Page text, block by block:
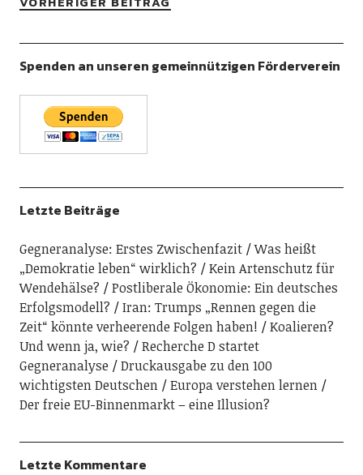
Spenden an unseren gemeinnützigen Förderverein
Letzte Beiträge
Gegneranalyse: Erstes Zwischenfazit
Was heißt
„Demokratie leben“ wirklich?
Kein Artenschutz für
Wendehälse?
Postliberale Ökonomie: Ein deutsches
Erfolgsmodell?
Iran: Trumps „Rennen gegen die
Zeit“ könnte verheerende Folgen haben!
Koalieren?
Und wenn ja, wie?
Recherche D startet
Gegneranalyse
Druckausgabe zu den 100
wichtigsten Deutschen
Europa verstehen lernen
Der freie EU-Binnenmarkt – eine Illusion?
Letzte Kommentare